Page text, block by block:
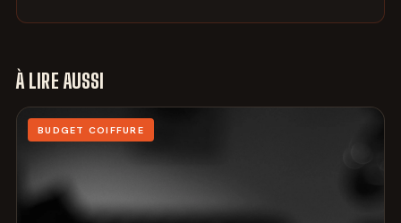
À LIRE AUSSI
BUDGET COIFFURE